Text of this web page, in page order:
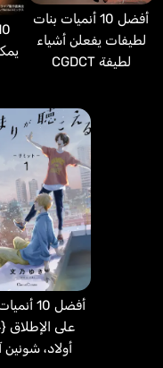
أفضل 10 أنميات بنات
لطيفات يفعلن أشياء
لطيفة CGDCT
أفضل 10
على
أولاد،